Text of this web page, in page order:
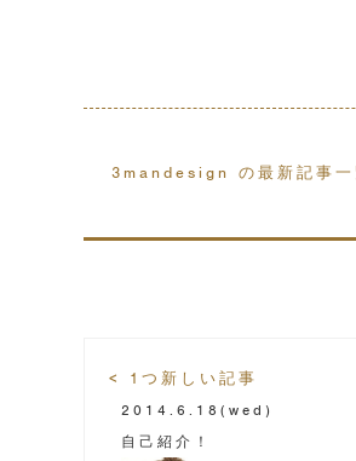
3mandesign の最新記事一
< 1つ新しい記事
2014.6.18 (wed)
自己紹介！